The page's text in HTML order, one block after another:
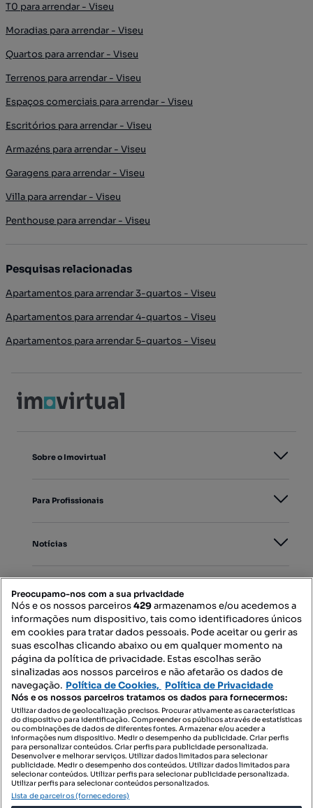
T0 para arrendar - Viseu
Moradias para arrendar - Viseu
Quartos para arrendar - Viseu
Terrenos para arrendar - Viseu
Espaços comerciais para arrendar - Viseu
Escritórios para arrendar - Viseu
Armazéns para arrendar - Viseu
Garagens para arrendar - Viseu
Villa para arrendar - Viseu
Penthouse para arrendar - Viseu
Pesquisas relacionadas
Apartamentos para arrendar 3-quartos - Viseu
Apartamentos para arrendar 4-quartos - Viseu
Apartamentos para arrendar 5-quartos - Viseu
Sobre o Imovirtual
Para Profissionais
Notícias
Mapa do Site
Contacte-nos
SIGA-NOS:
DESCARREGAR NA:
Preocupamo-nos com a sua privacidade
Nós e os nossos parceiros429armazenamos e/ou acedemos a
informações num dispositivo, tais como identificadores únicos
em cookies para tratar dados pessoais. Pode aceitar ou gerir as
suas escolhas clicando abaixo ou em qualquer momento na
página da política de privacidade. Estas escolhas serão
sinalizadas aos nossos parceiros e não afetarão os dados de
navegação. Política de Cookies, Política de Privacidade
Nós e os nossos parceiros tratamos os dados para fornecermos:
Utilizar dados de geolocalização precisos. Procurar ativamente as características
do dispositivo para identificação. Compreender os públicos através de estatísticas
ou combinações de dados de diferentes fontes. Armazenar e/ou aceder a
informações num dispositivo. Medir o desempenho da publicidade. Criar perfis
para personalizar conteúdos. Criar perfis para publicidade personalizada.
Desenvolver e melhorar serviços. Utilizar dados limitados para selecionar
publicidade. Medir o desempenho dos conteúdos. Utilizar dados limitados para
selecionar conteúdos. Utilizar perfis para selecionar publicidade personalizada.
Utilizar perfis para selecionar conteúdos personalizados.
Lista de parceiros (fornecedores)